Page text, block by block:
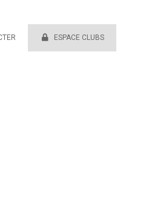
ESPACE CLUBS